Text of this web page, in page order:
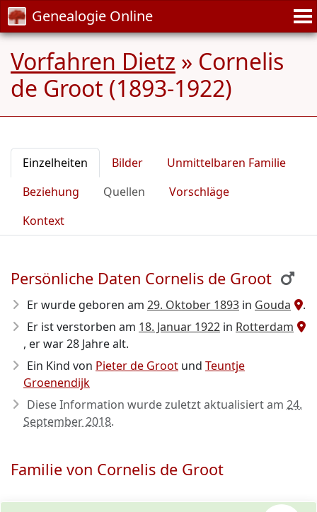
Genealogie Online
Vorfahren Dietz » Cornelis
de Groot (1893-1922)
Einzelheiten Bilder
Unmittelbaren Familie
Beziehung
Quellen
Vorschläge
Kontext
Persönliche Daten Cornelis de Groot
Er wurde geboren am 29. Oktober 1893 in Gouda
.
Er ist verstorben am 18. Januar 1922 in Rotterdam
, er war 28 Jahre alt.
Ein Kind von Pieter de Groot und Teuntje
Groenendijk
Diese Information wurde zuletzt aktualisiert am 24.
September 2018.
Familie von Cornelis de Groot